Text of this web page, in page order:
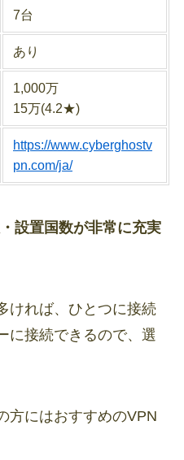
7台
あり
1,000万
15万(4.2★)
https://www.cyberghostv
pn.com/ja/
設置国数が非常に充実
ければ、ひとつに接続
に接続できるので、選
方にはおすすめのVPN